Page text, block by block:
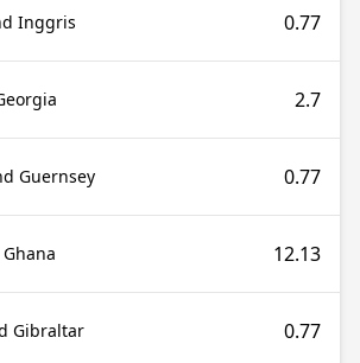
Inggris 0.77
2.7
Guernsey 0.77
12.13
Gibraltar 0.77